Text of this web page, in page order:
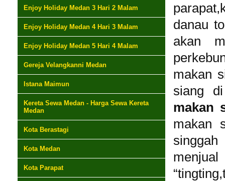
Enjoy Holiday Medan 3 Hari 2 Malam
Enjoy Holiday Medan 4 Hari 3 Malam
Enjoy Holiday Medan 5 Hari 4 Malam
Gereja Velangkanni Medan
Istana Maimun
Kereta Sewa Medan - Harga Sewa Kereta
Medan
Kota Berastagi
Kota Medan
Kota Parapat
danau
akan
makan
siang
makan
makan